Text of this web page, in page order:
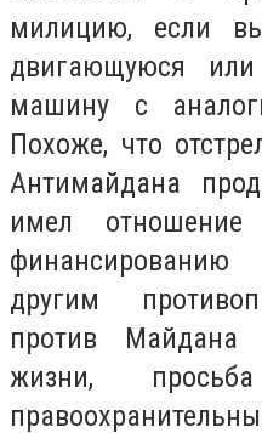
милицию, если
двигающуюся
машину с
Похоже, что
Антимайдана
имел
другим
против Майдана
жизни,